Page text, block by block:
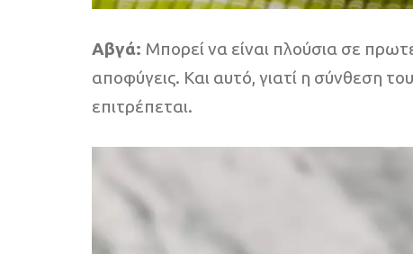
Αβγά: Μπορεί να είναι πλούσια σε
αποφύγεις. Και αυτό, γιατί η σύνθεση
επιτρέπεται.